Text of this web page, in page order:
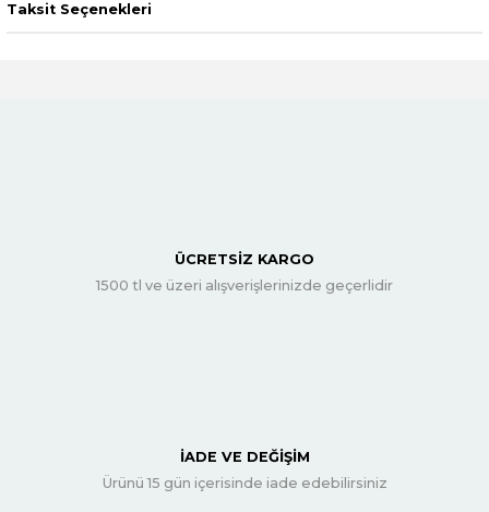
Taksit Seçenekleri
ÜCRETSİZ KARGO
1500 tl ve üzeri alışverişlerinizde geçerlidir
İADE VE DEĞİŞİM
Ürünü 15 gün içerisinde iade edebilirsiniz